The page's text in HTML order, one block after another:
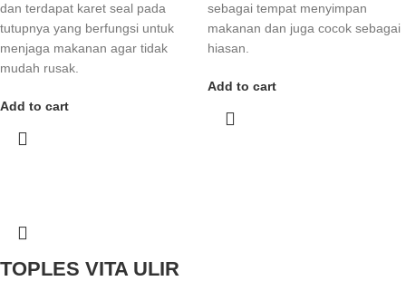
dan terdapat karet seal pada
tutupnya yang berfungsi untuk
menjaga makanan agar tidak
mudah rusak.
Add to cart
sebagai tempat menyimpan
makanan dan juga cocok sebagai
hiasan.
Add to cart
TOPLES VITA ULIR